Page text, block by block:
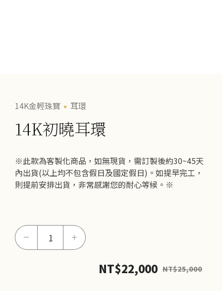
14K金輕珠寶 耳環
14K初曉耳環
※此款為客製化商品，如無現貨，需訂製後約30~45天
內出貨(以上均不包含假日及國定假日)。如提早完工，
則提前安排出貨，非常感謝您的耐心等候。※
－ ＋
NT$22,000 NT$25,000